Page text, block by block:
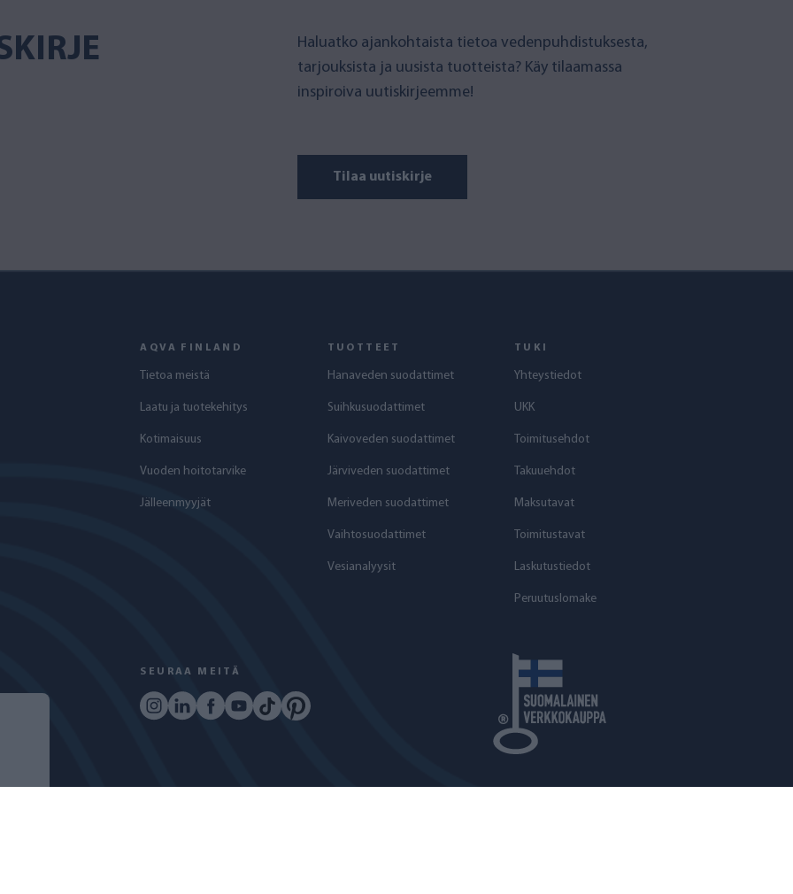
Haluatko ajankohtaista tietoa vedenpuhdistuksesta,
tarjouksista ja uusista tuotteista? Käy tilaamassa
inspiroiva uutiskirjeemme!
Tilaa uutiskirje
AQVA FINLAND
Tietoa meistä
Laatu ja tuotekehitys
Kotimaisuus
Vuoden hoitotarvike
Jälleenmyyjät
TUOTTEET
Hanaveden suodattimet
Suihkusuodattimet
Kaivoveden suodattimet
Järviveden suodattimet
Meriveden suodattimet
Vaihtosuodattimet
Vesianalyysit
TUKI
Yhteystiedot
UKK
Toimitusehdot
Takuuehdot
Maksutavat
Toimitustavat
Laskutustiedot
Peruutuslomake
SEURAA MEITÄ